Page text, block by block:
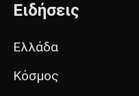
Ειδήσεις
Ελλάδα
Κόσμος